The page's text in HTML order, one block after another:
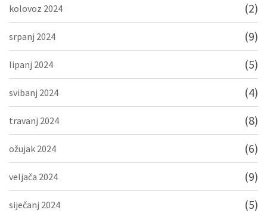
kolovoz 2024 (2)
srpanj 2024 (9)
lipanj 2024 (5)
svibanj 2024 (4)
travanj 2024 (8)
ožujak 2024 (6)
veljača 2024 (9)
siječanj 2024 (5)